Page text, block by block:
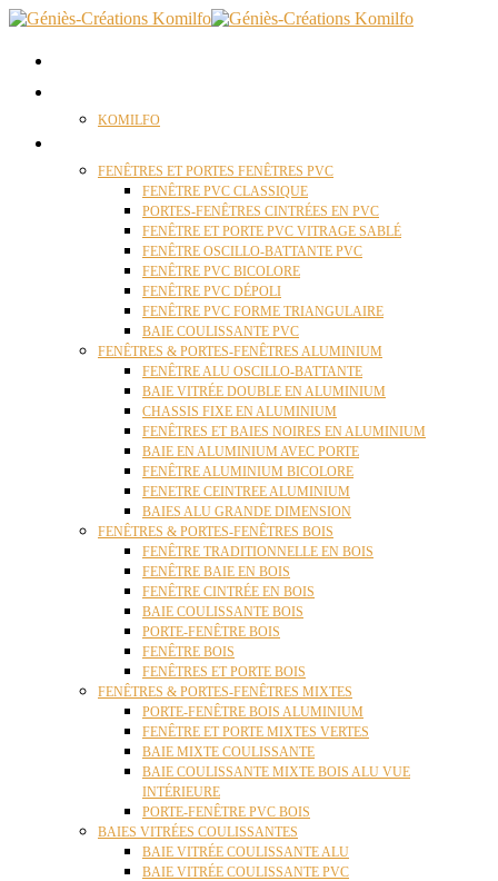
KOMILFO
FENÊTRES ET PORTES FENÊTRES PVC
FENÊTRE PVC CLASSIQUE
PORTES-FENÊTRES CINTRÉES EN PVC
FENÊTRE ET PORTE PVC VITRAGE SABLÉ
FENÊTRE OSCILLO-BATTANTE PVC
FENÊTRE PVC BICOLORE
FENÊTRE PVC DÉPOLI
FENÊTRE PVC FORME TRIANGULAIRE
BAIE COULISSANTE PVC
FENÊTRES & PORTES-FENÊTRES ALUMINIUM
FENÊTRE ALU OSCILLO-BATTANTE
BAIE VITRÉE DOUBLE EN ALUMINIUM
CHASSIS FIXE EN ALUMINIUM
FENÊTRES ET BAIES NOIRES EN ALUMINIUM
BAIE EN ALUMINIUM AVEC PORTE
FENÊTRE ALUMINIUM BICOLORE
FENETRE CEINTREE ALUMINIUM
BAIES ALU GRANDE DIMENSION
FENÊTRES & PORTES-FENÊTRES BOIS
FENÊTRE TRADITIONNELLE EN BOIS
FENÊTRE BAIE EN BOIS
FENÊTRE CINTRÉE EN BOIS
BAIE COULISSANTE BOIS
PORTE-FENÊTRE BOIS
FENÊTRE BOIS
FENÊTRES ET PORTE BOIS
FENÊTRES & PORTES-FENÊTRES MIXTES
PORTE-FENÊTRE BOIS ALUMINIUM
FENÊTRE ET PORTE MIXTES VERTES
BAIE MIXTE COULISSANTE
BAIE COULISSANTE MIXTE BOIS ALU VUE
INTÉRIEURE
PORTE-FENÊTRE PVC BOIS
BAIES VITRÉES COULISSANTES
BAIE VITRÉE COULISSANTE ALU
BAIE VITRÉE COULISSANTE PVC